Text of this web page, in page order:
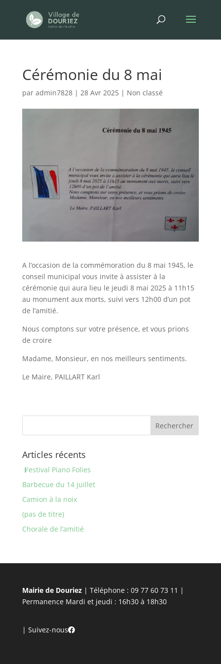
Cérémonie du 8 mai
par admin7828| 28 Avr 2025| Non classé
A l’occasion de la commémoration du 8 mai 1945, le
conseil municipal vous invite à assister à la
cérémonie qui aura lieu le jeudi 8 mai 2025 à 11h15
au monument aux morts, suivi vers 12h00 d’un pot
de l’amitié.
Nous comptons sur votre présence, et vous prions
de croire
Madame, Monsieur, en nos meilleurs sentiments.
Le Maire, PAILLART Karl
Articles récents
𝐅estival Piano Folies
Barbecue du 14 juillet
Camion à la noix
(pas de titre)
Chorale de l’amitié
Mairie de Douriez | Téléphone : 09 77 60 73 11 |
Permanence Mardi et jeudi : 16h30 à 18h30
| Suivez-nous